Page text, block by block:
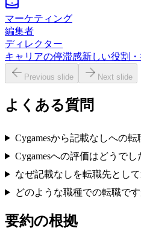
マーケティング
編集者
ディレクター
キャリアの停滞感新しい役割
Previous slide Next slide
よくある質問
Cygamesから記載なしへの
Cygamesへの評価はどうでし
なぜ記載なしを転職先とし
どのような職種での転職です
要約の根拠